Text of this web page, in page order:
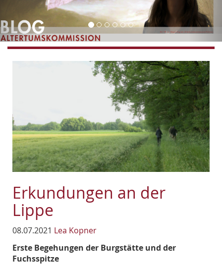
Erkundungen an der
Lippe
08.07.2021 Lea Kopner
Erste Begehungen der Burgstätte und der
Fuchsspitze